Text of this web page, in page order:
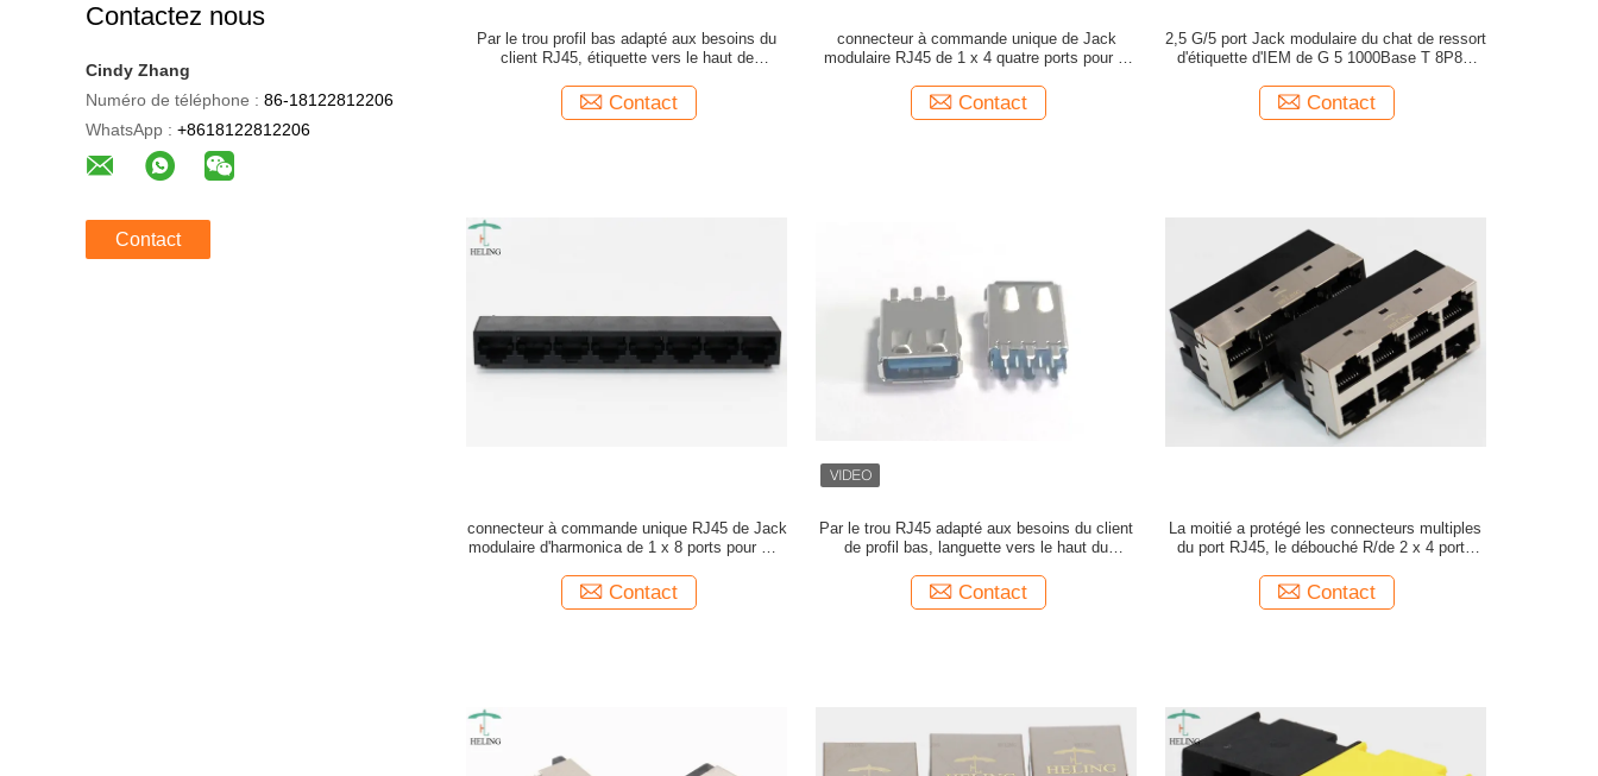
Contactez nous
Cindy Zhang
Numéro de téléphone : 86-18122812206
WhatsApp : +8618122812206
Contact
Par le trou profil bas adapté aux besoins du
client RJ45, étiquette vers le haut de
Contact
connecteur à commande unique de Jack
modulaire RJ45 de 1 x 4 quatre ports pour le
Contact
2,5 G/5 port Jack modulaire du chat de ressort
d'étiquette d'IEM de G 5 1000Base T 8P8C
Contact
connecteur à commande unique RJ45 de Jack
modulaire d'harmonica de 1 x 8 ports pour des
Contact
Par le trou RJ45 adapté aux besoins du client
de profil bas, languette vers le haut du
Contact
La moitié a protégé les connecteurs multiples
du port RJ45, le débouché R/de 2 x 4 ports
Contact